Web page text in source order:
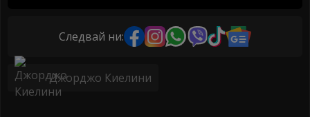
Следвай ни:
Джорджо Киелини